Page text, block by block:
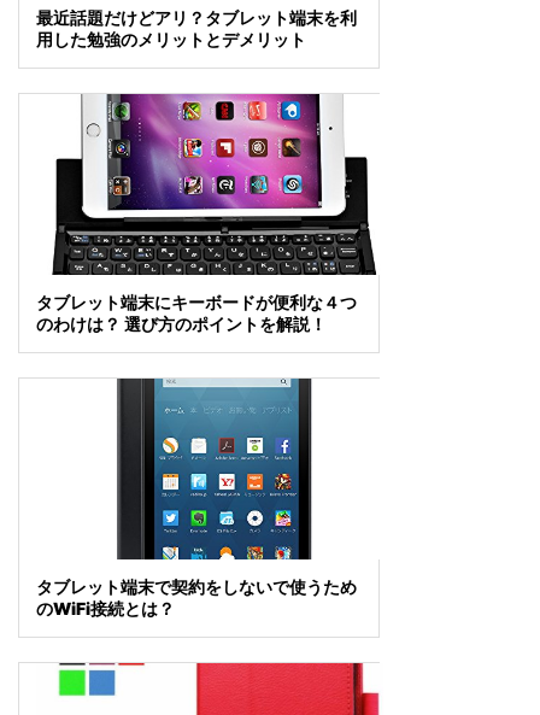
最近話題だけどアリ？タブレット端末を利
用した勉強のメリットとデメリット
タブレット端末にキーボードが便利な４つ
のわけは？ 選び方のポイントを解説！
タブレット端末で契約をしないで使うため
のWiFi接続とは？